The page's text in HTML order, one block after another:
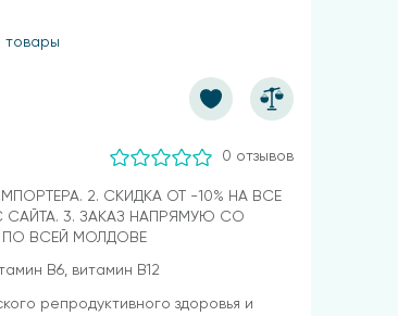
товары
0 отзывов
2. СКИДКА ОТ -10% НА ВСЕ
САЙТА. 3. ЗАКАЗ НАПРЯМУЮ СО
ПО ВСЕЙ МОЛДОВЕ
B6, витамин B12
репродуктивного здоровья и